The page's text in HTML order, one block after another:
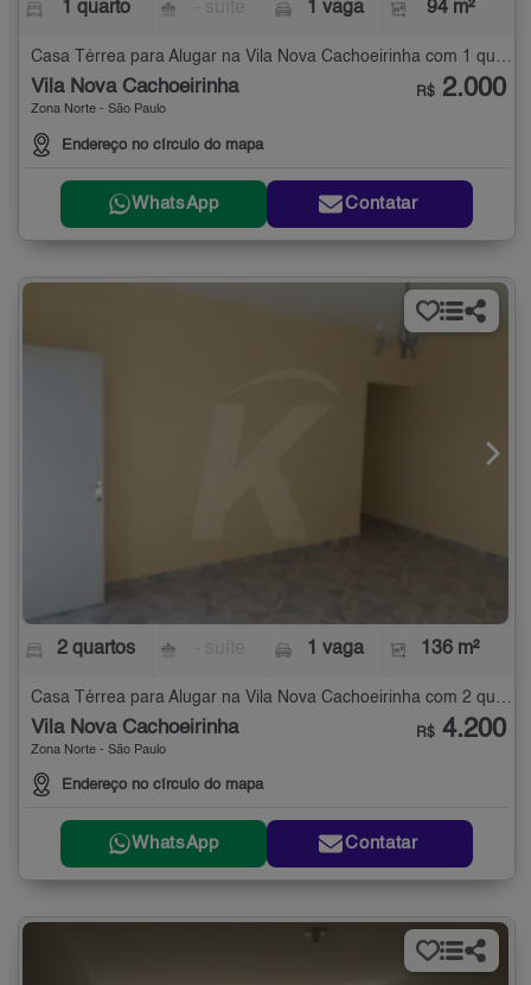
1 quarto 1 vaga 94 m²
Casa Térrea para Alugar na Vila Nova Cachoeirinha com 1 quarto - 94 m²
Vila Nova Cachoeirinha
Zona Norte - São Paulo
Endereço no círculo do mapa
R$ 2.000
WhatsApp Contatar
2 quartos 1 vaga 136 m²
Vila Nova Cachoeirinha
Zona Norte - São Paulo
Endereço no círculo do mapa
R$ 4.200
WhatsApp Contatar